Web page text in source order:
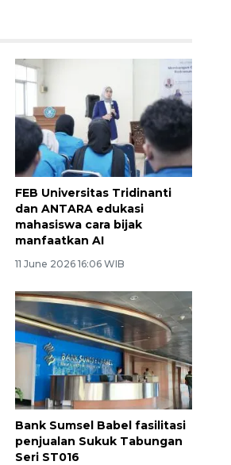
FEB Universitas Tridinanti
dan ANTARA edukasi
mahasiswa cara bijak
manfaatkan AI
11 June 2026 16:06 WIB
Bank Sumsel Babel fasilitasi
penjualan Sukuk Tabungan
Seri ST016